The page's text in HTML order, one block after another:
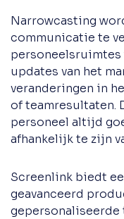
Narrowcasting
communicatie te
updates van het
veranderingen in
of teamresultaten.
personeel altijd
afhankelijk te zijn
Screenlink biedt
geavanceerd
gepersonaliseerde